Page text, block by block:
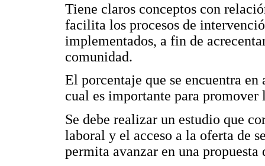
Tiene claros conceptos con
facilita los procesos de
implementados, a fin de
comunidad.
El porcentaje que se encuentra
cual es importante para
Se debe realizar un estudio que
laboral y el acceso a la oferta de
permita avanzar en una